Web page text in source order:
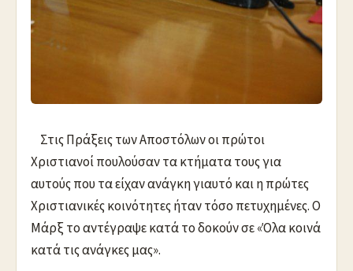
Στις Πράξεις των Αποστόλων οι πρώτοι
Χριστιανοί πουλούσαν τα κτήματα τους για
αυτούς που τα είχαν ανάγκη γιαυτό και η πρώτες
Χριστιανικές κοινότητες ήταν τόσο πετυχημένες. Ο
Μάρξ το αντέγραψε κατά το δοκούν σε «Όλα κοινά
κατά τις ανάγκες μας».